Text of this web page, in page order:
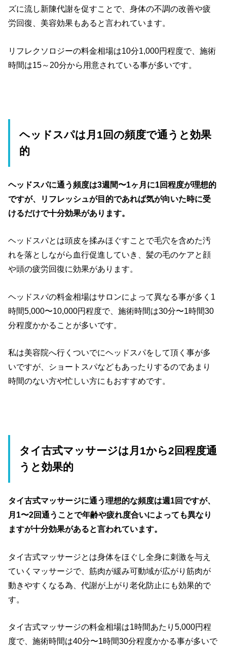
ズに流し新陳代謝を促すことで、身体の不調の改善や疲
労回復、美容効果もあると言われています。
リフレクソロジーの料金相場は10分1,000円程度で、施術
時間は15～20分から用意されている事が多いです。
ヘッドスパは月1回の頻度で通うと効果
的
ヘッドスパに通う頻度は3週間〜1ヶ月に1回程度が理想的
ですが、リフレッシュが目的であれば気が向いた時に受
けるだけで十分効果があります。
ヘッドスパとは頭皮を揉みほぐすことで毛穴を含めた汚
れを落としながら血行促進していき、髪の毛のケアと顔
や頭の疲労回復に効果があります。
ヘッドスパの料金相場はサロンによって異なる事が多く1
時間5,000〜10,000円程度で、施術時間は30分〜1時間30
分程度かかることが多いです。
私は美容院へ行くついでにヘッドスパをして頂く事が多
いですが、ショートスパなどもあったりするのであまり
時間のない方や忙しい方にもおすすめです。
タイ古式マッサージは月1から2回程度通
うと効果的
タイ古式マッサージに通う理想的な頻度は週1回ですが、
月1〜2回通うことで年齢や疲れ度合いによっても異なり
ますが十分効果があると言われています。
タイ古式マッサージとは身体をほぐし全身に刺激を与え
ていくマッサージで、筋肉が緩み可動域が広がり筋肉が
動きやすくなる為、代謝が上がり老化防止にも効果的で
す。
タイ古式マッサージの料金相場は1時間あたり5,000円程
度で、施術時間は40分〜1時間30分程度かかる事が多いで